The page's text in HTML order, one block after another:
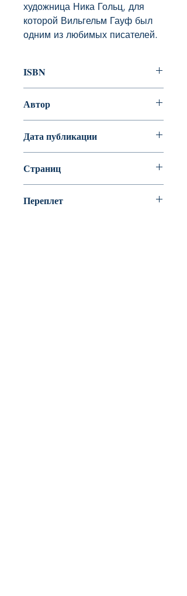
художница Ника Гольц, для
которой Вильгельм Гауф был
одним из любимых писателей.
ISBN
Автор
Дата публикации
Страниц
Переплет